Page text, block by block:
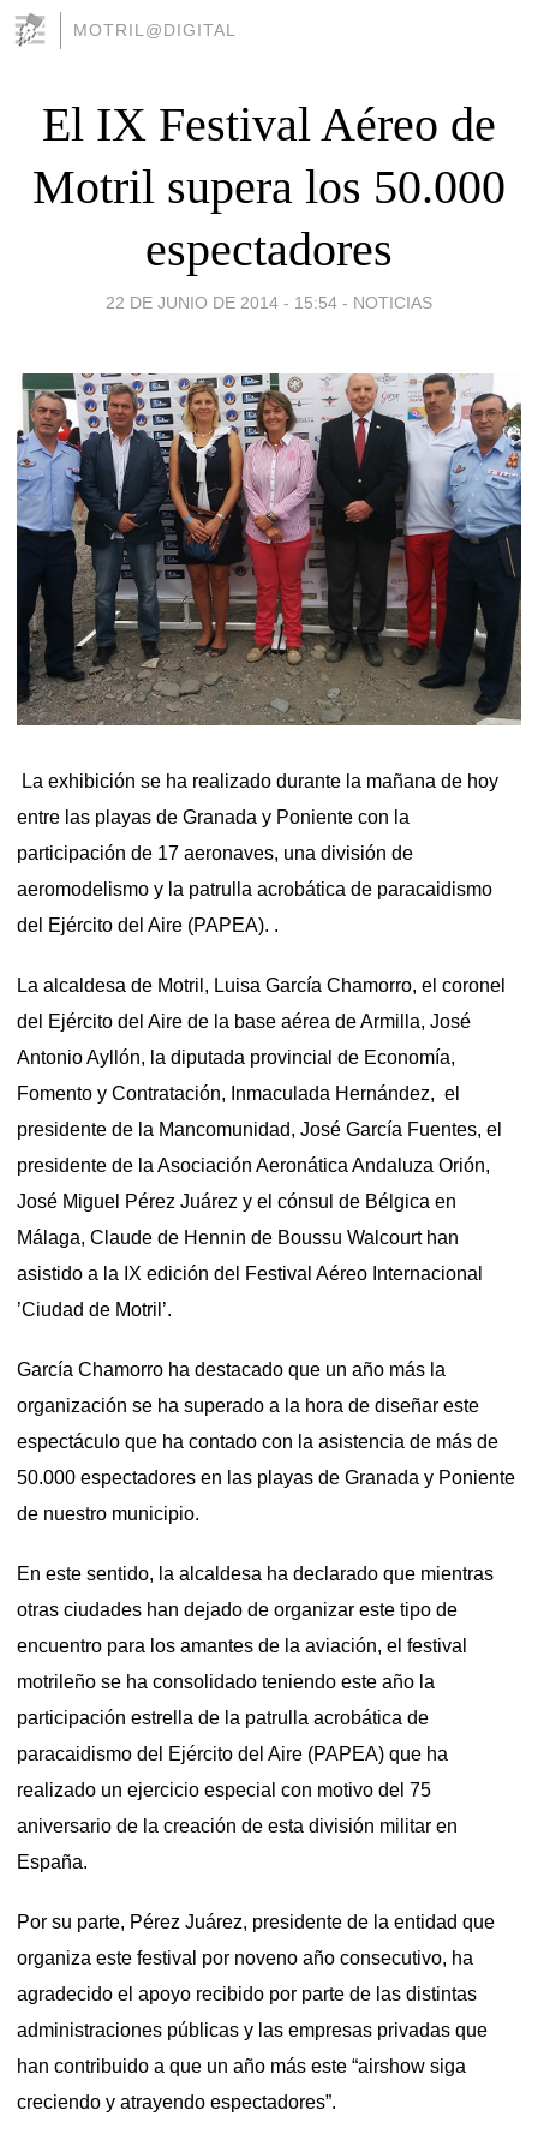
MOTRIL@DIGITAL
El IX Festival Aéreo de
Motril supera los 50.000
espectadores
22 DE JUNIO DE 2014 - 15:54 - NOTICIAS
La exhibición se ha realizado durante la mañana de hoy
entre las playas de Granada y Poniente con la
participación de 17 aeronaves, una división de
aeromodelismo y la patrulla acrobática de paracaidismo
del Ejército del Aire (PAPEA). .
La alcaldesa de Motril, Luisa García Chamorro, el coronel
del Ejército del Aire de la base aérea de Armilla, José
Antonio Ayllón, la diputada provincial de Economía,
Fomento y Contratación, Inmaculada Hernández, el
presidente de la Mancomunidad, José García Fuentes, el
presidente de la Asociación Aeronática Andaluza Orión,
José Miguel Pérez Juárez y el cónsul de Bélgica en
Málaga, Claude de Hennin de Boussu Walcourt han
asistido a la IX edición del Festival Aéreo Internacional
’Ciudad de Motril’.
García Chamorro ha destacado que un año más la
organización se ha superado a la hora de diseñar este
espectáculo que ha contado con la asistencia de más de
50.000 espectadores en las playas de Granada y Poniente
de nuestro municipio.
En este sentido, la alcaldesa ha declarado que mientras
otras ciudades han dejado de organizar este tipo de
encuentro para los amantes de la aviación, el festival
motrileño se ha consolidado teniendo este año la
participación estrella de la patrulla acrobática de
paracaidismo del Ejército del Aire (PAPEA) que ha
realizado un ejercicio especial con motivo del 75
aniversario de la creación de esta división militar en
España.
Por su parte, Pérez Juárez, presidente de la entidad que
organiza este festival por noveno año consecutivo, ha
agradecido el apoyo recibido por parte de las distintas
administraciones públicas y las empresas privadas que
han contribuido a que un año más este “airshow siga
creciendo y atrayendo espectadores”.